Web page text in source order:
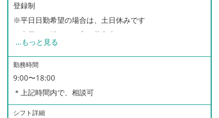
是非ご相談ください。
登録制
※平日日勤希望の場合は、土日休みです
※土日のみ働きたい方も募集中です
※訪問可能な曜日や時間帯など、ご希望をお聞かせくださ
い
...もっと見る
勤務時間
9:00〜18:00
＊上記時間内で、相談可
シフト詳細